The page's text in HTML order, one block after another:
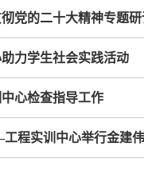
党的二十大精神专题
力学生社会实践活动
心检查指导工作
程实训中心举行金建